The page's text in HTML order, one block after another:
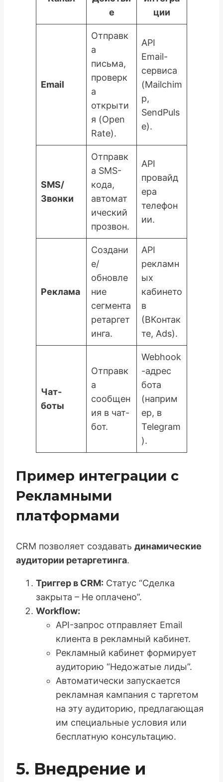
е
ции
Email
Отправк
а
письма,
проверк
а
открыти
я (Open
Rate).
API
Email-
сервиса
(Mailchim
p,
SendPuls
e).
SMS/
Звонки
Отправк
а SMS-
кода,
автомат
ический
прозвон.
API
провайд
ера
телефон
ии.
Реклама
Создани
е/
обновле
ние
сегмента
ретаргет
инга.
API
рекламн
ых
кабинето
в
(ВКонтак
те, Ads).
Чат-
боты
Отправк
а
сообщен
ия в чат-
бот.
Webhook
-адрес
бота
(наприм
ер, в
Telegram
).
Пример интеграции с
Рекламными
платформами
CRM позволяет создавать динамические
аудитории ретаргетинга.
Триггер в CRM: Статус “Сделка
закрыта – Не оплачено”.
Workflow:
API-запрос отправляет Email
клиента в рекламный кабинет.
Рекламный кабинет формирует
аудиторию “Недожатые лиды”.
Автоматически запускается
рекламная кампания с таргетом
на эту аудиторию, предлагающая
им специальные условия или
бесплатную консультацию.
5. Внедрение и